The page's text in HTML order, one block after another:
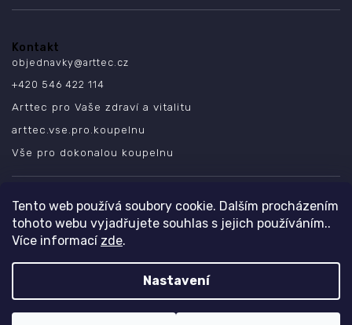
Tento web používá soubory cookie. Dalším procházením
tohoto webu vyjadřujete souhlas s jejich používáním..
Více informací zde.
Nastavení
Kontakt
objednavky@arttec.cz
+420 546 422 114
Arttec pro Vaše zdraví a vitalitu
arttec.vse.pro.koupelnu
Vše pro dokonalou koupelnu
SLEDUJTE NÁS
Copyright 2026ARTTEC s.r.o.. Všechna práva vyhrazena.